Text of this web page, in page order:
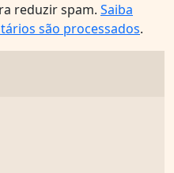
reduzir spam. Saiba
são processados.